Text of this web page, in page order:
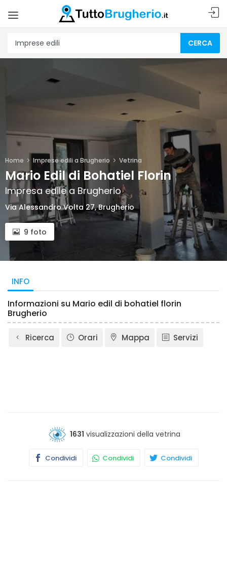
CERCA
Home Imprese edili a Brugherio Vetrina
Mario Edil di Bohatiel Florin
Impresa edile a Brugherio
Via Alessandro Volta 27, Brugherio
9 foto
INFO
Informazioni su Mario edil di bohatiel florin
Brugherio
Ricerca Orari Mappa Servizi
1631 visualizzazioni della vetrina
Condividi Condividi Condividi